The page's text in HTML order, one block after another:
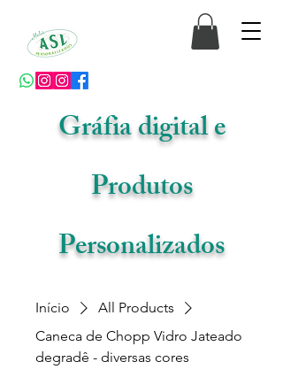
Gráfia digital e
Produtos
Personalizados
Início
All Products
Caneca de Chopp Vidro Jateado
degradê - diversas cores